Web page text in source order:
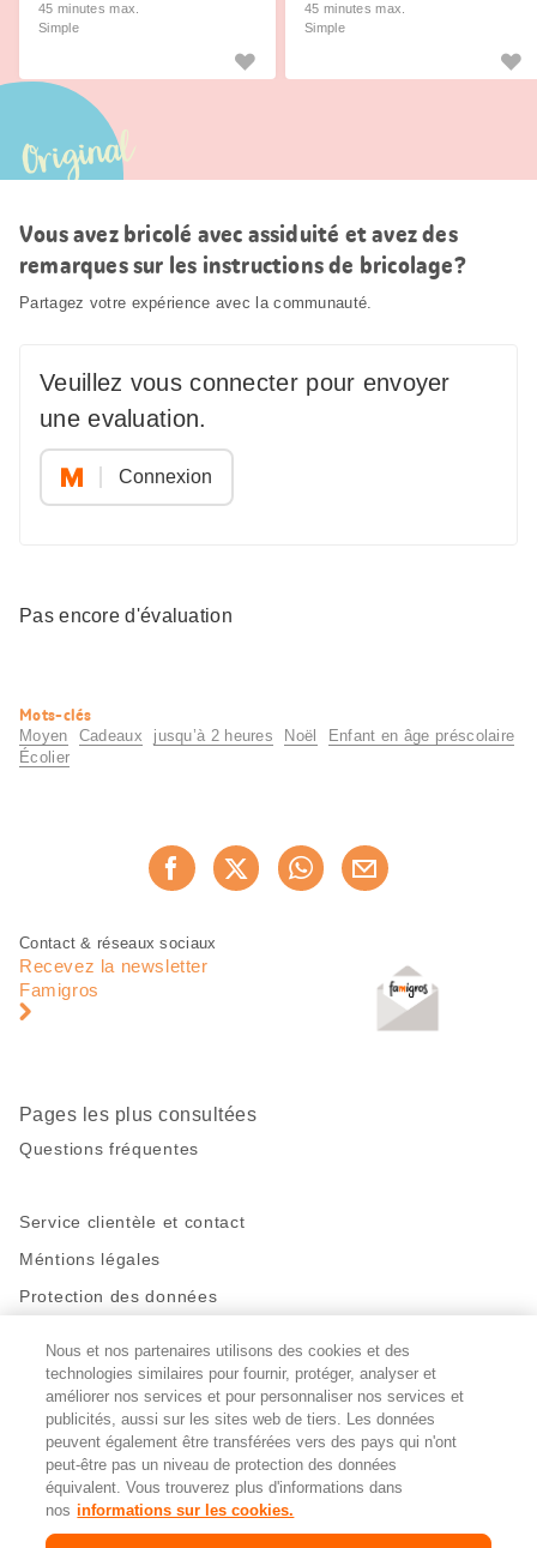
45 minutes max.
Simple
45 minutes max.
Simple
Original
Vous avez bricolé avec assiduité et avez des
remarques sur les instructions de bricolage?
Partagez votre expérience avec la communauté.
Veuillez vous connecter pour envoyer
une evaluation.
Connexion
Pas encore d'évaluation
Informations
utiles
Mots-clés
Moyen Cadeaux jusqu’à 2 heures Noël
Enfant en âge préscolaire
Écolier
Recommander maintenant
Pied
page
Navigation
pied
Contact & réseaux sociaux
Recevez la newsletter
Famigros
Pages les plus consultées
Questions fréquentes
Service clientèle et contact
Méntions légales
Protection des données
Restez en contact!
Facebook
http://twitter.com/migros
https://www.youtube.com/user/
PinterestInstagram
Paramètres des cookies
FR IT
Nous et nos partenaires utilisons des cookies et des
technologies similaires pour fournir, protéger, analyser et
améliorer nos services et pour personnaliser nos services et
publicités, aussi sur les sites web de tiers. Les données
peuvent également être transférées vers des pays qui n'ont
peut-être pas un niveau de protection des données
équivalent. Vous trouverez plus d'informations dans
nos informations sur les cookies.